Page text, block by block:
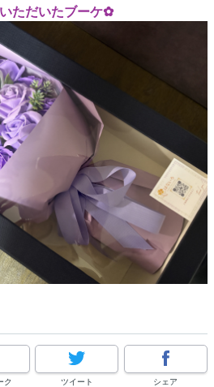
ただいたブーケ✿
ク ツイート シェア